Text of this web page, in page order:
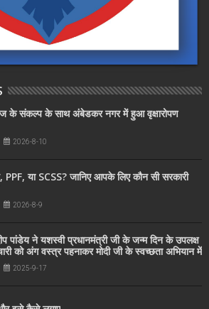
के संकल्प के साथ अंबेडकर नगर में हुआ वृक्षारोपण
2026-8-10
PPF, या SCSS? जानिए आपके लिए कौन सी सरकारी
2026-8-9
पांडेय ने यशस्वी प्रधानमंत्री जी के जन्म दिन के उपलक्ष
को अंग वस्त्र पहनाकर मोदी जी के स्वच्छता अभियान में
2025-9-17